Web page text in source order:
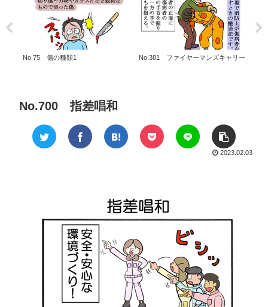
No.75 傷の種類1 No.381 ファイヤーマンズキャリー
No.700 指差唱和
2023.02.03